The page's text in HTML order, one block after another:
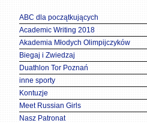
ABC dla początkujących
Academic Writing 2018
Akademia Młodych Olimpijczyków
Biegaj i Zwiedzaj
Duathlon Tor Poznań
inne sporty
Kontuzje
Meet Russian Girls
Nasz Patronat